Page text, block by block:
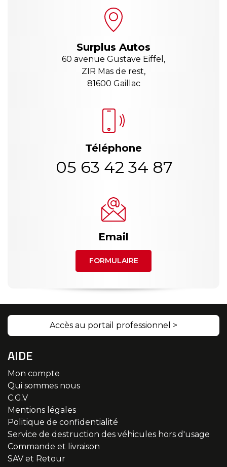
Surplus Autos
60 avenue Gustave Eiffel,
ZIR Mas de rest,
81600 Gaillac
Téléphone
05 63 42 34 87
Email
FORMULAIRE
Accès au portail professionnel >
AIDE
Mon compte
Qui sommes nous
C.G.V
Mentions légales
Politique de confidentialité
Service de destruction des véhicules hors d'usage
Commande et livraison
SAV et Retour